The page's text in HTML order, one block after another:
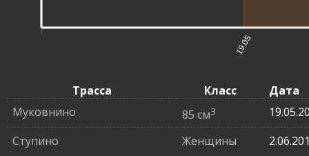
19.05
Трасса Класс
Дата
Муковнино
85 см3
Ступино
Женщины